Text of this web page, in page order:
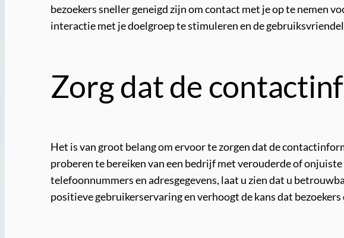
bezoekers sneller geneigd zijn om contact met je op te nemen
interactie met je doelgroep te stimuleren en de
Zorg dat de
Het is van groot belang om ervoor te zorgen dat de
proberen te bereiken van een bedrijf met verouderde of
telefoonnummers en adresgegevens, laat u zien dat u
positieve gebruikerservaring en verhoogt de kans dat